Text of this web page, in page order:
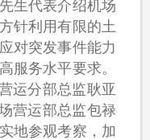
生代表介绍机场
针利用有限的土
对突发事件能力
服务水平要求。
运分部总监耿亚
营运部总监包禄
地参观考察，加